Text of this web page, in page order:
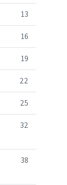
13
16
19
22
25
32
38